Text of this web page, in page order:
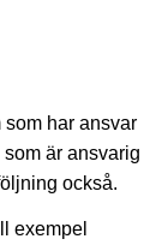
som har ansvar
är ansvarig
också.
exempel